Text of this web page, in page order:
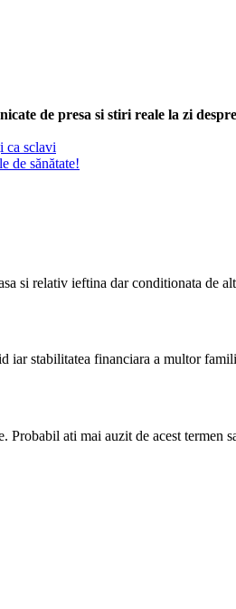
de presa si stiri reale la zi
ca sclavi
de sănătate!
si relativ ieftina dar conditionata
iar stabilitatea financiara a multor
Probabil ati mai auzit de acest